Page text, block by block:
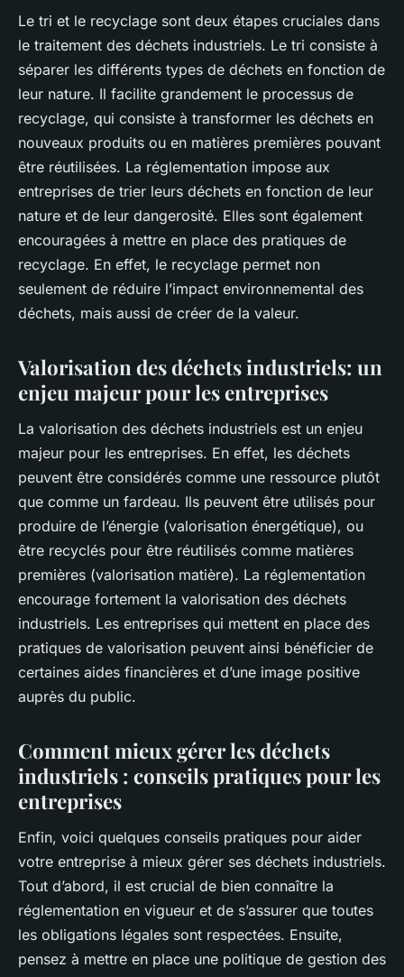
Le tri et le recyclage sont deux étapes cruciales dans
le traitement des déchets industriels. Le tri consiste à
séparer les différents types de déchets en fonction de
leur nature. Il facilite grandement le processus de
recyclage, qui consiste à transformer les déchets en
nouveaux produits ou en matières premières pouvant
être réutilisées. La réglementation impose aux
entreprises de trier leurs déchets en fonction de leur
nature et de leur dangerosité. Elles sont également
encouragées à mettre en place des pratiques de
recyclage. En effet, le recyclage permet non
seulement de réduire l’impact environnemental des
déchets, mais aussi de créer de la valeur.
Valorisation des déchets industriels: un
enjeu majeur pour les entreprises
La valorisation des déchets industriels est un enjeu
majeur pour les entreprises. En effet, les déchets
peuvent être considérés comme une ressource plutôt
que comme un fardeau. Ils peuvent être utilisés pour
produire de l’énergie (valorisation énergétique), ou
être recyclés pour être réutilisés comme matières
premières (valorisation matière). La réglementation
encourage fortement la valorisation des déchets
industriels. Les entreprises qui mettent en place des
pratiques de valorisation peuvent ainsi bénéficier de
certaines aides financières et d’une image positive
auprès du public.
Comment mieux gérer les déchets
industriels : conseils pratiques pour les
entreprises
Enfin, voici quelques conseils pratiques pour aider
votre entreprise à mieux gérer ses déchets industriels.
Tout d’abord, il est crucial de bien connaître la
réglementation en vigueur et de s’assurer que toutes
les obligations légales sont respectées. Ensuite,
pensez à mettre en place une politique de gestion des